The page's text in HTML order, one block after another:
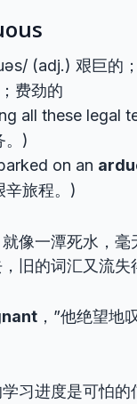
(adj.) 艰巨的
费劲的
all these legal
。)
on an
辛旅程。)
像一潭死水，毫
旧的词汇又流失
，”他绝望地
学习进度是可怕